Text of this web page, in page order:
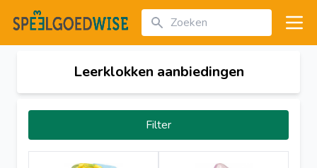
Zoeken
Leerklokken aanbiedingen
Filter